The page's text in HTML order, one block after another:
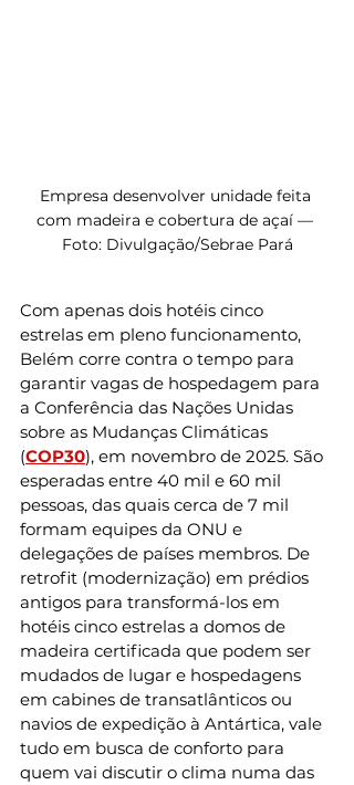
Empresa desenvolver unidade feita
com madeira e cobertura de açaí —
Foto: Divulgação/Sebrae Pará
Com apenas dois hotéis cinco
estrelas em pleno funcionamento,
Belém corre contra o tempo para
garantir vagas de hospedagem para
a Conferência das Nações Unidas
sobre as Mudanças Climáticas
(COP30), em novembro de 2025. São
esperadas entre 40 mil e 60 mil
pessoas, das quais cerca de 7 mil
formam equipes da ONU e
delegações de países membros. De
retrofit (modernização) em prédios
antigos para transformá-los em
hotéis cinco estrelas a domos de
madeira certificada que podem ser
mudados de lugar e hospedagens
em cabines de transatlânticos ou
navios de expedição à Antártica, vale
tudo em busca de conforto para
quem vai discutir o clima numa das